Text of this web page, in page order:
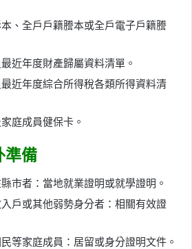
、全戶戶籍謄本或全戶電子戶籍謄
近年度財產歸屬資料清單。
近年度綜合所得稅各類所得資料清
庭成員健保卡。
準備
市者：當地就業證明或就學證明。
戶或其他弱勢身分者：相關有效證
等家庭成員：居留或身分證明文件。